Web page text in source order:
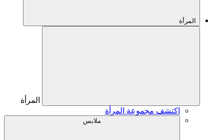
المرأة
المرأة
اكتشف مجموعة المرأة
ملابس